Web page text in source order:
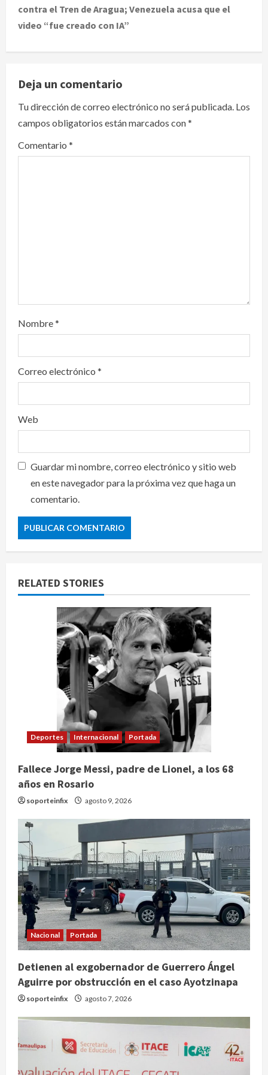
n
i
g
a
contra el Tren de Aragua; Venezuela acusa que el
video “fue creado con IA”
Deja un comentario
Tu dirección de correo electrónico no será publicada. Los
campos obligatorios están marcados con*
Comentario *
Nombre*
Correo electrónico *
Web
Guardar mi nombre, correo electrónico y sitio web
en este navegador para la próxima vez que haga un
comentario.
RELATED STORIES
Deportes Internacional Portada
Fallece Jorge Messi, padre de Lionel, a los 68
años en Rosario
soporteinfix agosto 9, 2026
Nacional Portada
Detienen al exgobernador de Guerrero Ángel
Aguirre por obstrucción en el caso Ayotzinapa
soporteinfix agosto 7, 2026
2
Editores y libreros argentinos
desregulación del Gobierno de Milei
SMN pronostica lluvias muy fuertes